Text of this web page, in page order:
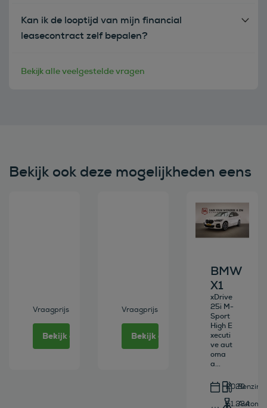
Kan ik de looptijd van mijn financial
leasecontract zelf bepalen?
Bekijk alle veelgestelde vragen
Bekijk ook deze mogelijkheden eens
Vraagprijs
Bekijk deze auto
Vraagprijs
Bekijk deze auto
Bekijk deze
BMW
X1
xDrive
25i M-
Sport
High E
xecuti
ve aut
oma
a...
2020Benzine
51.234